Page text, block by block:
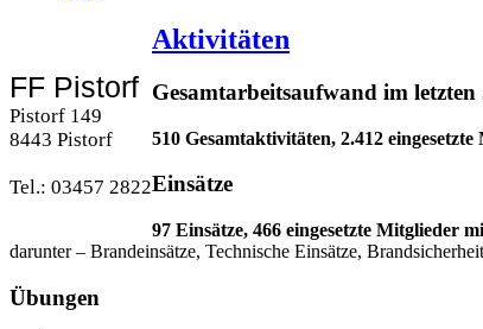
FF Pistorf
Pistorf 149
8443 Pistorf
Tel.: 03457 2822
Aktivitäten
Gesamtarbeitsaufwand im
510 Gesamtaktivitäten, 2.412
Einsätze
97 Einsätze, 466 eingesetzte Mitglieder
darunter – Brandeinsätze, Technische Einsätze,
Übungen